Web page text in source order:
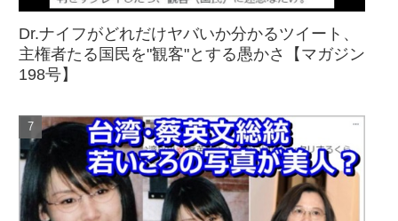
Dr.ナイフがどれだけヤバいか分かるツイート、
主権者たる国民を"観客"とする愚かさ【マガジン
198号】